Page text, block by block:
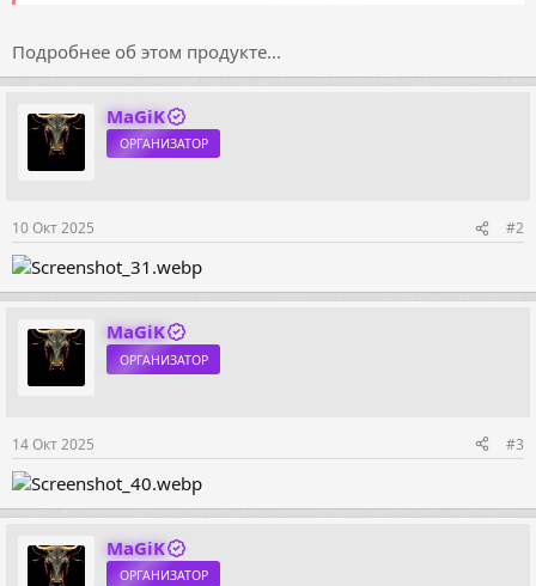
Подробнее об этом продукте...
MaGiK
ОРГАНИЗАТОР
10 Окт 2025 #2
MaGiK
ОРГАНИЗАТОР
14 Окт 2025 #3
MaGiK
ОРГАНИЗАТОР